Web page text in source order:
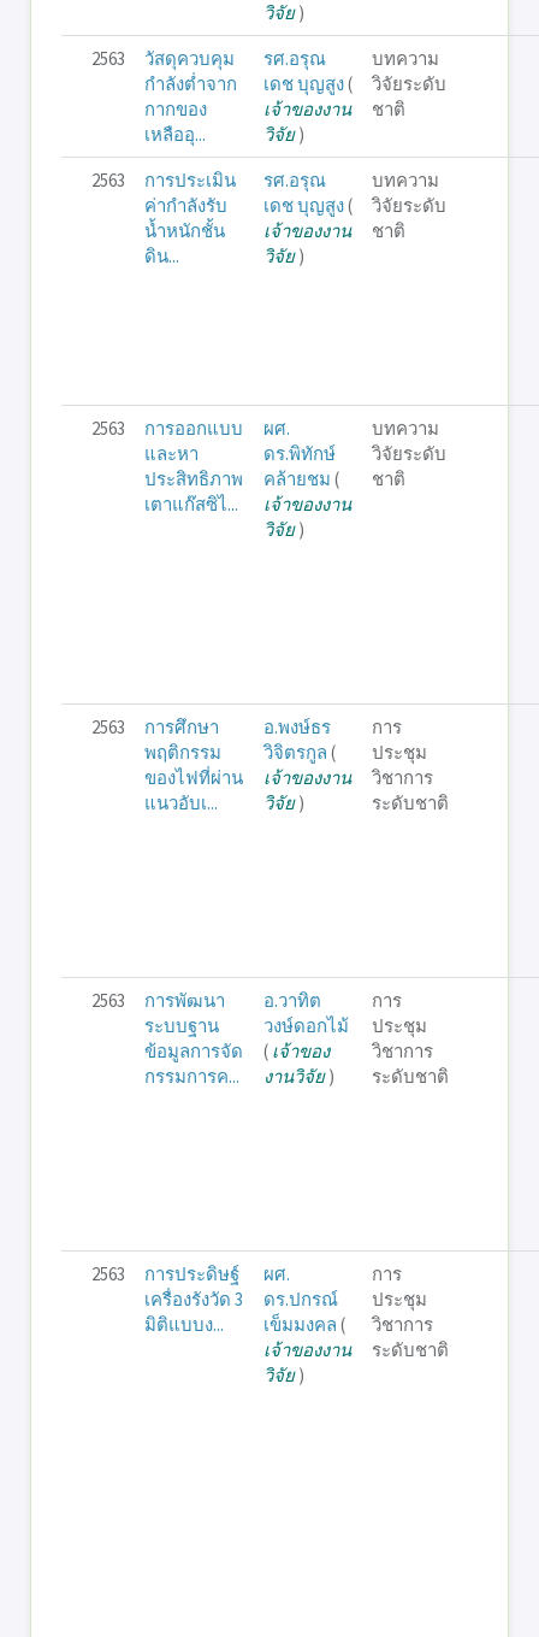
วิจัย)
2563
วัสดุควบคุม
กำลังต่ำจาก
กากของ
เหลืออุ...
รศ.อรุณ
เดช บุญสูง(
เจ้าของงาน
วิจัย)
บทความ
วิจัยระดับ
ชาติ
2563
การประเมิน
ค่ากำลังรับ
น้ำหนักชั้น
ดิน...
รศ.อรุณ
เดช บุญสูง(
เจ้าของงาน
วิจัย)
บทความ
วิจัยระดับ
ชาติ
2563
การออกแบบ
และหา
ประสิทธิภาพ
เตาแก๊สซิไ...
ผศ.
ดร.พิทักษ์
คล้ายชม (
เจ้าของงาน
วิจัย)
บทความ
วิจัยระดับ
ชาติ
2563
การศึกษา
พฤติกรรม
ของไฟที่ผ่าน
แนวอับเ...
อ.พงษ์ธร
วิจิตรกูล (
เจ้าของงาน
วิจัย)
การ
ประชุม
วิชาการ
ระดับชาติ
2563
การพัฒนา
ระบบฐาน
ข้อมูลการจัด
กรรมการค...
อ.วาทิต
วงษ์ดอกไม้
( เจ้าของ
งานวิจัย)
การ
ประชุม
วิชาการ
ระดับชาติ
2563
การประดิษฐ์
เครื่องรังวัด 3
มิติแบบง...
ผศ.
ดร.ปกรณ์
เข็มมงคล (
เจ้าของงาน
วิจัย)
การ
ประชุม
วิชาการ
ระดับชาติ